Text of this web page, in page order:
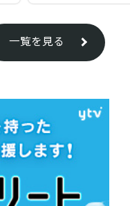
一覧を見る